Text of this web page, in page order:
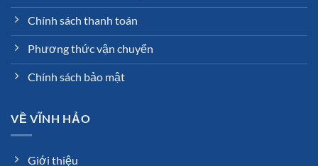
Chính sách thanh toán
Phương thức vận chuyển
Chính sách bảo mật
VỀ VĨNH HẢO
Giới thiệu